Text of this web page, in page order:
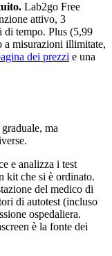
Lab2go Free
attivo, 3
tempo. Plus (5,99
a misurazioni illimitate,
dei prezzi e una
ma
e analizza i test
kit che si è ordinato.
del medico di
di autotest (incluso
ospedaliera.
è la fonte dei